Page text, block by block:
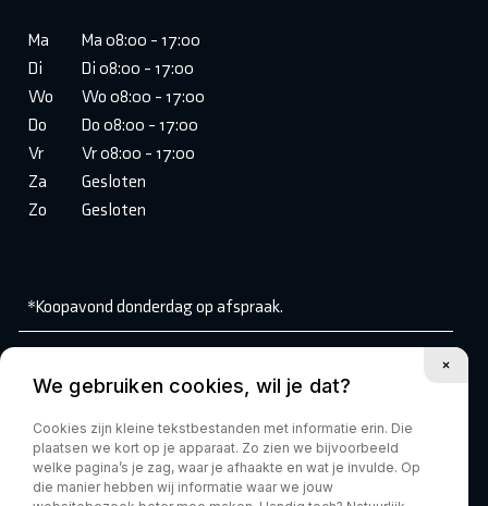
Ma
Ma 08:00 - 17:00
Di
Di 08:00 - 17:00
Wo
Wo 08:00 - 17:00
Do
Do 08:00 - 17:00
Vr
Vr 08:00 - 17:00
Za
Gesloten
Zo
Gesloten
*Koopavond donderdag op afspraak.
Volg ons:
We gebruiken cookies, wil je dat?
Cookies zijn kleine tekstbestanden met informatie erin. Die
plaatsen we kort op je apparaat. Zo zien we bijvoorbeeld
welke pagina’s je zag, waar je afhaakte en wat je invulde. Op
die manier hebben wij informatie waar we jouw